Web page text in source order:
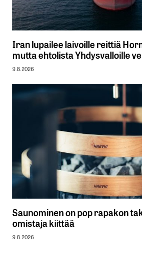
Iran lupailee laivoille reittiä
mutta ehtolista Yhdysvalloille
9.8.2026
Saunominen on pop rapakon
omistaja kiittää
9.8.2026